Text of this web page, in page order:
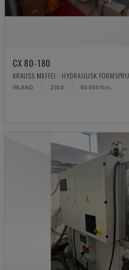
CX 80-180
KRAUSS MAFFEI - HYDRAULISK
IRLAND 2010 80.000 tim.